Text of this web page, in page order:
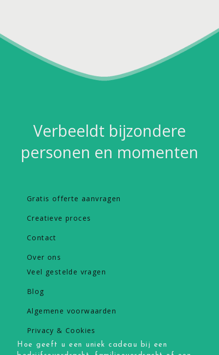
Verbeeldt bijzondere
personen en momenten
Gratis offerte aanvragen
Creatieve proces
Contact
Over ons
Veel gestelde vragen
Blog
Algemene voorwaarden
Privacy & Cookies
Hoe geeft u een uniek cadeau bij een